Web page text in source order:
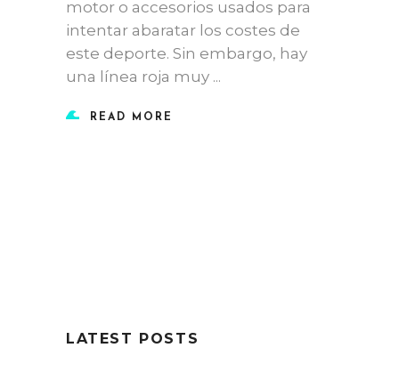
motor o accesorios usados para
intentar abaratar los costes de
este deporte. Sin embargo, hay
una línea roja muy
READ MORE
LATEST POSTS